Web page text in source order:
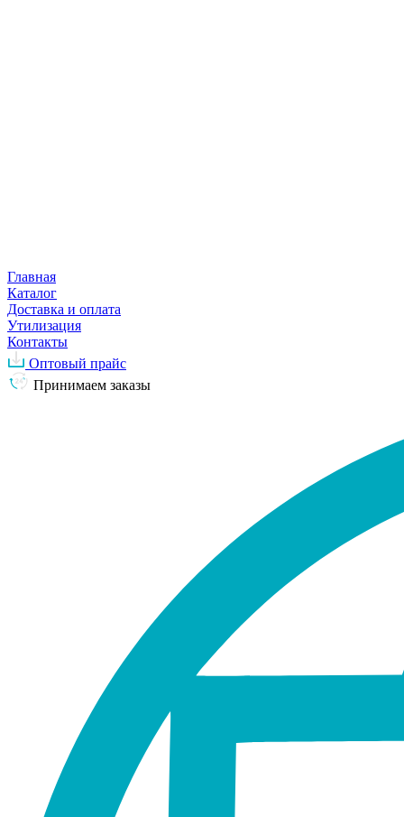
Главная
Каталог
Доставка и оплата
Утилизация
Контакты
Оптовый прайс
Принимаем заказы